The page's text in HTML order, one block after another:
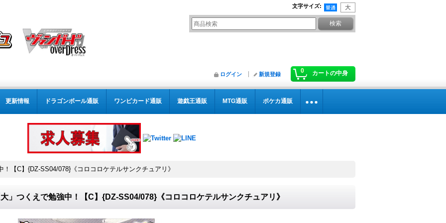
文字サイズ:
0 カートの中身
ログイン 新規登録
更新情報 ドラゴンボール通販 ワンピカード通販 遊戯王通販 MTG通販 ポケカ通販
【C】{DZ-SS04/078}《コロコロケテルサンクチュアリ》
」つくえで勉強中！【C】{DZ-SS04/078}《コロコロケテルサンクチュアリ》